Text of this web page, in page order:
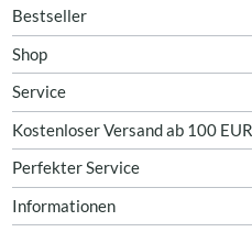
Bestseller
Shop
Service
Kostenloser Versand ab 100
Perfekter Service
Informationen